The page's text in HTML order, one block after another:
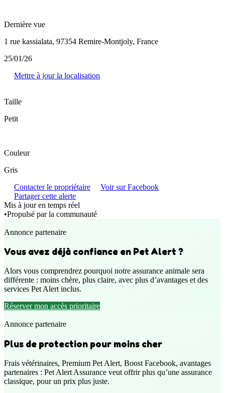
Dernière vue
1 rue kassialata, 97354 Remire-Montjoly, France
25/01/26
Mettre à jour la localisation
Taille
Petit
Couleur
Gris
Contacter le propriétaire
Voir sur Facebook
Partager cette alerte
Mis à jour en temps réel
•Propulsé par la communauté
Annonce partenaire
Vous avez déjà confiance en Pet Alert ?
Alors vous comprendrez pourquoi notre assurance animale sera
différente : moins chère, plus claire, avec plus d’avantages et des
services Pet Alert inclus.
Réserver mon accès prioritaire
Annonce partenaire
Plus de protection pour moins cher
Frais vétérinaires, Premium Pet Alert, Boost Facebook, avantages
partenaires : Pet Alert Assurance veut offrir plus qu’une assurance
classique, pour un prix plus juste.